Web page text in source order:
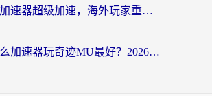
非人学园加速器超级加速，海外玩家重返国服的通行证
国外用什么加速器玩奇迹MU最好？2026海外玩家国服游戏加速全攻略